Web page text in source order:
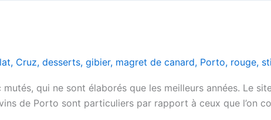
, Cruz, desserts, gibier, magret de canard, Porto, rouge,
qui ne sont élaborés que les meilleurs années. Le
de Porto sont particuliers par rapport à ceux que l’on